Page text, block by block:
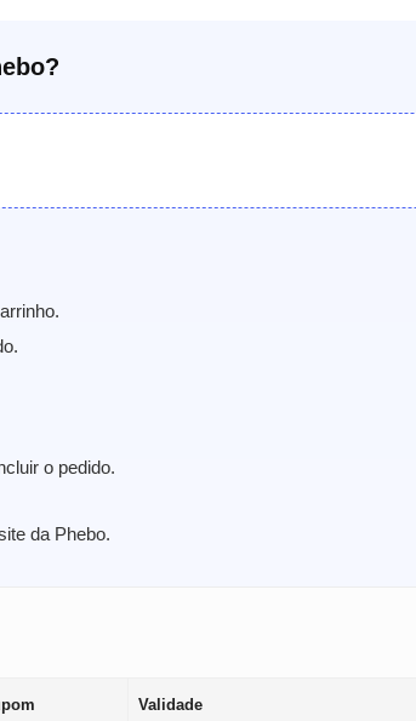
o pedido.
da Phebo.
Validade